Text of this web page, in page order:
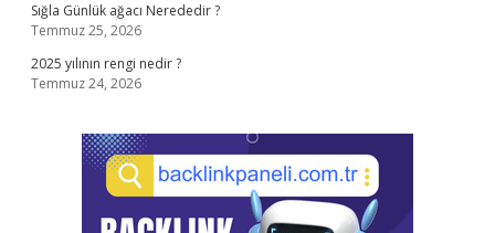
Sığla Günlük ağacı Nerededir ?
Temmuz 25, 2026
2025 yılının rengi nedir ?
Temmuz 24, 2026